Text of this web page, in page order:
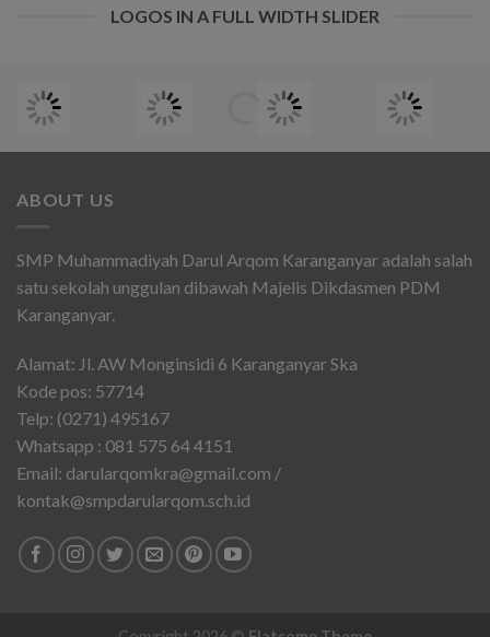
LOGOS IN A FULL WIDTH SLIDER
ABOUT US
SMP Muhammadiyah Darul Arqom Karanganyar adalah salah
satu sekolah unggulan dibawah Majelis Dikdasmen PDM
Karanganyar.
Alamat: Jl. AW Monginsidi 6 Karanganyar Ska
Kode pos: 57714
Telp: (0271) 495167
Whatsapp : 081 575 64 4151
Email: darularqomkra@gmail.com /
kontak@smpdarularqom.sch.id